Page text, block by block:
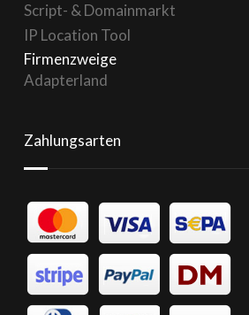
Script- & Domainmarkt
IP Location Tool
Firmenzweige
Adapterland
Zahlungsarten